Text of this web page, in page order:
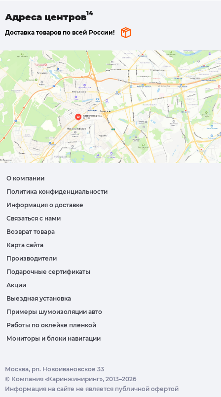
Адреса центров
Доставка товаров по всей России!
О компании
Политика конфиденциальности
Информация о доставке
Связаться с нами
Возврат товара
Карта сайта
Производители
Подарочные сертификаты
Акции
Выездная установка
Примеры шумоизоляции авто
Работы по оклейке пленкой
Мониторы и блоки навигации
© Компания «Каринжиниринг», 2013–2026
Москва, рп. Новоивановское 33
Информация на сайте не является публичной офертой